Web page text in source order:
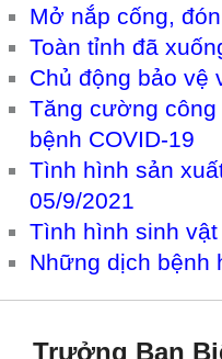
Mở nắp cống,
Toàn tỉnh đã
Chủ động bảo vệ
Tăng cường
bệnh COVID-19
Tình hình sản
05/9/2021
Tình hình sinh
Những dịch bệnh
Trưởng Ban